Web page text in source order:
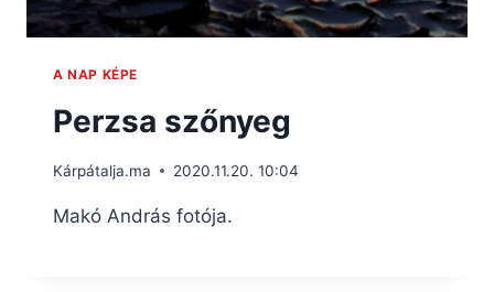
A NAP KÉPE
Perzsa szőnyeg
Kárpátalja.ma 2020.11.20. 10:04
Makó András fotója.